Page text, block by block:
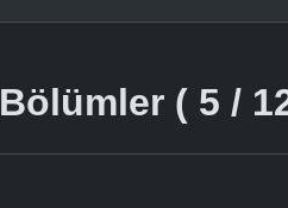
Bölümler ( 5 /